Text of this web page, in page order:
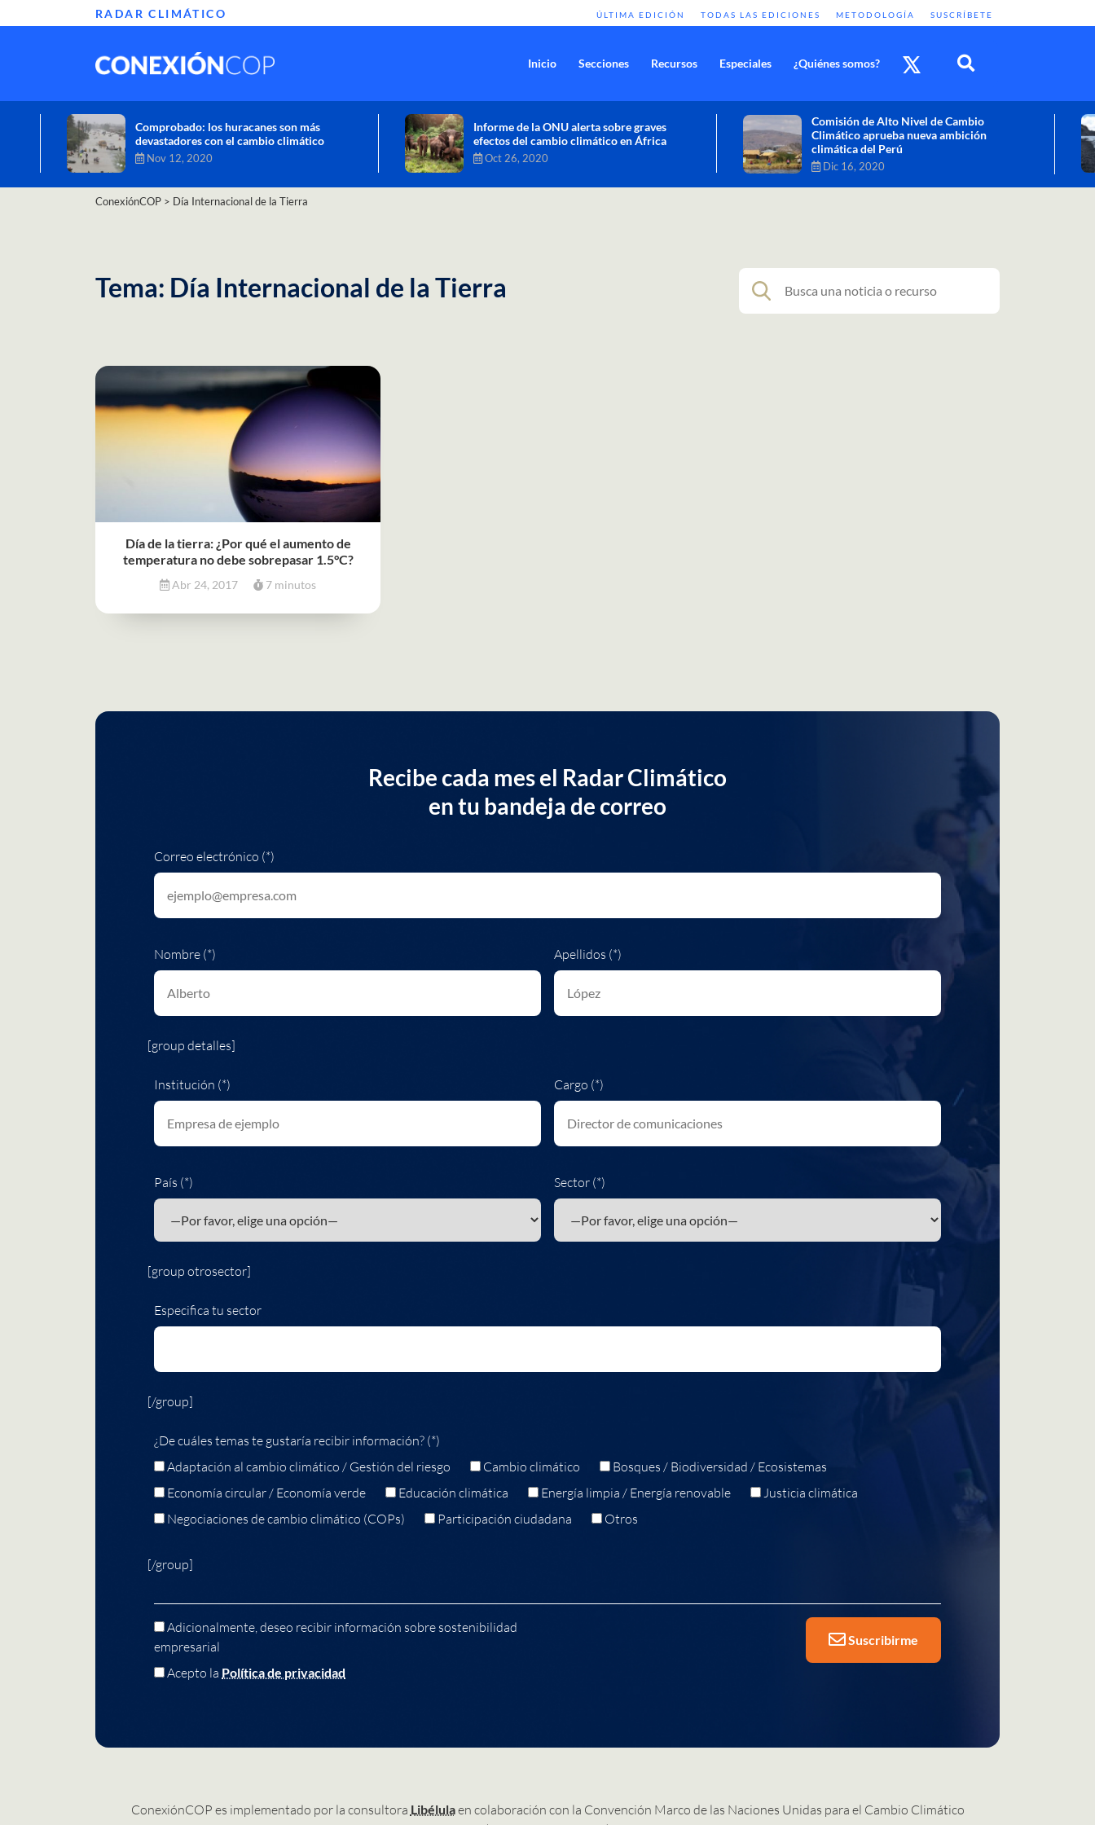
RADAR CLIMÁTICO ÚLTIMA EDICIÓN TODAS LAS EDICIONES METODOLOGÍA SUSCRÍBETE
Inicio Secciones Recursos Especiales ¿Quiénes somos?
Informe de la ONU alerta sobre graves
efectos del cambio climático en África
Oct 26, 2020
Comisión de Alto Nivel de Cambio
Climático aprueba nueva ambición
climática del Perú
Dic 16, 2020
Cambio climático: combatir sus efectos
como objetivo global y urgente
ConexiónCOP > Día Internacional de la Tierra
Tema: Día Internacional de la Tierra
Día de la tierra: ¿Por qué el aumento de
temperatura no debe sobrepasar 1.5°C?
Abr 24, 2017 7 minutos
Recibe cada mes el Radar Climático
en tu bandeja de correo
Correo electrónico (*)
Nombre (*) Apellidos (*)
[group detalles]
Institución (*) Cargo (*)
País (*) Sector (*)
[group otrosector]
Especifica tu sector
[/group]
¿De cuáles temas te gustaría recibir información? (*)
Adaptación al cambio climático / Gestión del riesgo
Cambio climático
Bosques / Biodiversidad / Ecosistemas
Economía circular / Economía verde
Educación climática Energía limpia / Energía renovable
Justicia climática
Negociaciones de cambio climático (COPs)
Participación ciudadana Otros
[/group]
Adicionalmente, deseo recibir información sobre sostenibilidad
empresarial
Acepto la Política de privacidad
Suscribirme
ConexiónCOP es implementado por la consultora Libélulaen colaboración con la Convención Marco de las Naciones Unidas para el Cambio Climático